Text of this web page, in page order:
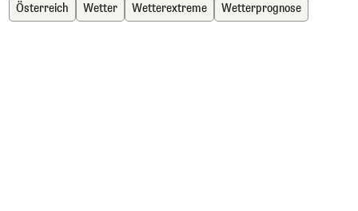
Österreich Wetter Wetterextreme Wetterprognose